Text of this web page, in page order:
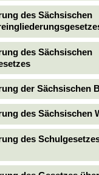
des Sächsischen
des Sächsischen
der Sächsischen
des Sächsischen
des